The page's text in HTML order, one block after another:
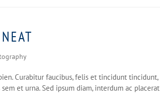
Curabitur faucibus, felis et tincidunt tincidunt,
et urna. Sed ipsum diam, interdum ac placerat